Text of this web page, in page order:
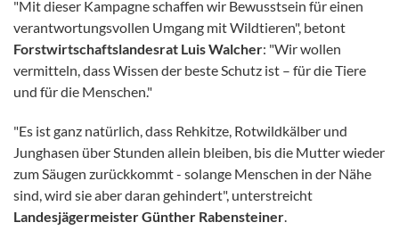
"Mit dieser Kampagne schaffen wir Bewusstsein für einen
verantwortungsvollen Umgang mit Wildtieren", betont
Forstwirtschaftslandesrat Luis Walcher: "Wir wollen
vermitteln, dass Wissen der beste Schutz ist – für die Tiere
und für die Menschen."
"Es ist ganz natürlich, dass Rehkitze, Rotwildkälber und
Junghasen über Stunden allein bleiben, bis die Mutter wieder
zum Säugen zurückkommt - solange Menschen in der Nähe
sind, wird sie aber daran gehindert", unterstreicht
Landesjägermeister Günther Rabensteiner